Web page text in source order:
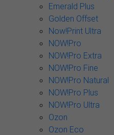
Emerald Plus
Golden Offset
Now!Print Ultra
NOW!Pro
NOW!Pro Extra
NOW!Pro Fine
NOW!Pro Natural
NOW!Pro Plus
NOW!Pro Ultra
Ozon
Ozon Eco